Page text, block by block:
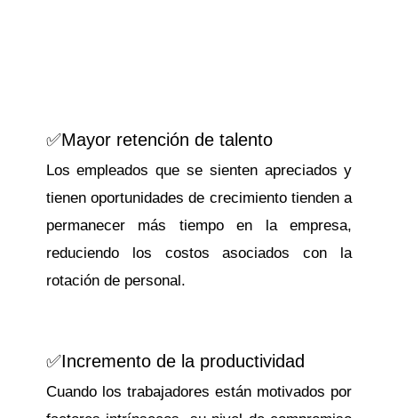
✅Mayor retención de talento
Los empleados que se sienten apreciados y
tienen oportunidades de crecimiento tienden a
permanecer más tiempo en la empresa,
reduciendo los costos asociados con la
rotación de personal.
✅Incremento de la productividad
Cuando los trabajadores están motivados por